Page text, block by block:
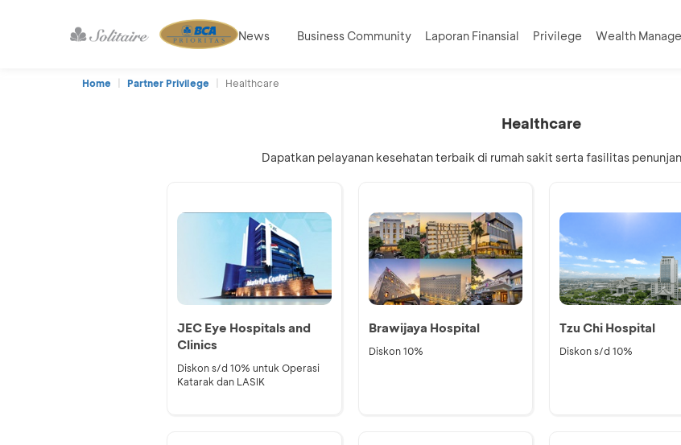
News Business Community Laporan Finansial Privilege Wealth
Home Partner Privilege Healthcare
Healthcare
Dapatkan pelayanan kesehatan terbaik di rumah sakit serta fasilitas
JEC Eye Hospitals and
Clinics
Diskon s/d 10% untuk Operasi
Katarak dan LASIK
Brawijaya Hospital
Diskon 10%
Tzu Chi Hospital
Diskon s/d 10%